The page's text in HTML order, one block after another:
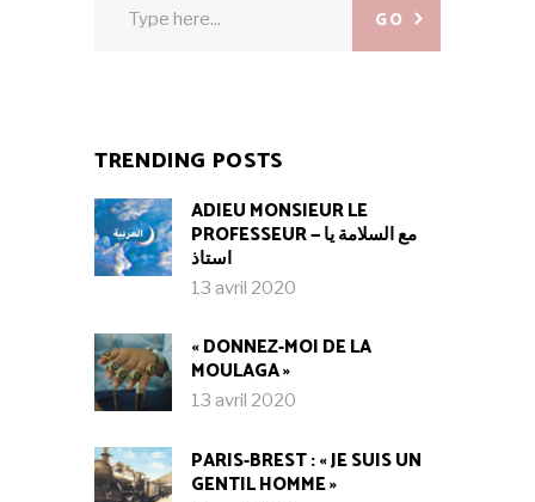
GO
TRENDING POSTS
ADIEU MONSIEUR LE
PROFESSEUR — مع السلامة يا
استاذ
13 avril 2020
« DONNEZ-MOI DE LA
MOULAGA »
13 avril 2020
PARIS-BREST : « JE SUIS UN
GENTIL HOMME »